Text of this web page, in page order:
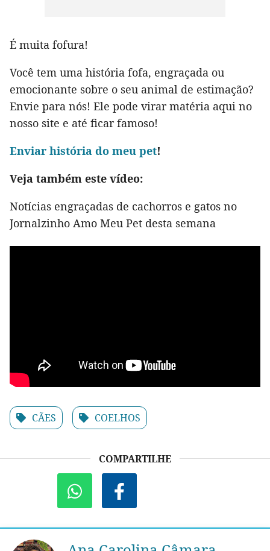
É muita fofura!
Você tem uma história fofa, engraçada ou
emocionante sobre o seu animal de estimação?
Envie para nós! Ele pode virar matéria aqui no
nosso site e até ficar famoso!
Enviar história do meu pet!
Veja também este vídeo:
Notícias engraçadas de cachorros e gatos no
Jornalzinho Amo Meu Pet desta semana
CÃES COELHOS
COMPARTILHE